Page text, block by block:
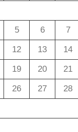
5 6 7
12 13 14
19 20 21
26 27 28